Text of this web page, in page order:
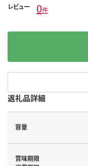
レビュー 0件
返礼品詳細
容量
賞味期限